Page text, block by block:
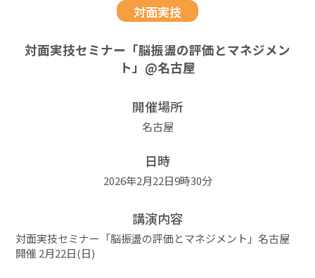
対面実技
対面実技セミナー「脳振盪の評価とマネジメン
ト」@名古屋
開催場所
名古屋
日時
2026年2月22日9時30分
講演内容
対面実技セミナー「脳振盪の評価とマネジメント」名古屋
開催 2月22日(日)